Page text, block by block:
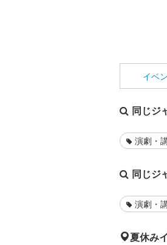
イベ
同じジ
演劇・
同じジ
演劇・
夏休み